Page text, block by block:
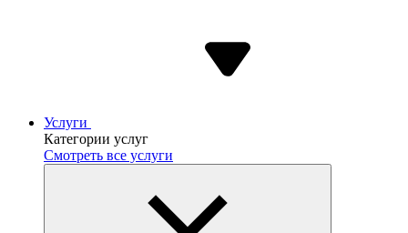
Услуги
Категории услуг
Смотреть все услуги